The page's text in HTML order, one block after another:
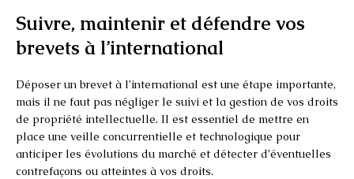
Suivre, maintenir et défendre vos
brevets à l’international
Déposer un brevet à l’international est une étape importante,
mais il ne faut pas négliger le suivi et la gestion de vos droits
de propriété intellectuelle. Il est essentiel de mettre en
place une veille concurrentielle et technologique pour
anticiper les évolutions du marché et détecter d’éventuelles
contrefaçons ou atteintes à vos droits.